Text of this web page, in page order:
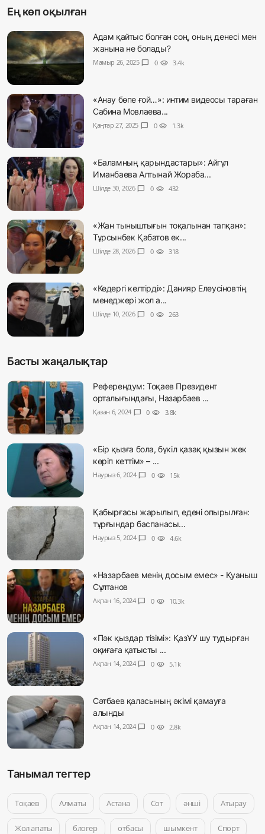
Ең көп оқылған
Адам қайтыс болған соң, оның денесі мен
жанына не болады?
Мамыр 26, 2025 chat_bubble 0 visibility 3.4k
«Анау бөпе ғой…»: интим видеосы тараған
Сабина Мовлаева...
Қаңтар 27, 2025 chat_bubble 0 visibility 1.3k
«Баламның қарындастары»: Айгүл
Иманбаева Алтынай Жораба...
Шілде 30, 2026 chat_bubble 0 visibility 432
«Жан тыныштығын тоқалынан тапқан»:
Тұрсынбек Қабатов ек...
Шілде 28, 2026 chat_bubble 0 visibility 318
«Кедергі келтірді»: Данияр Елеусіновтің
менеджері жол а...
Шілде 10, 2026 chat_bubble 0 visibility 263
Басты жаңалықтар
Референдум: Тоқаев Президент
орталығындағы, Назарбаев ...
Қазан 6, 2024 chat_bubble 0 visibility 3.8k
«Бір қызға бола, бүкіл қазақ қызын жек
көріп кеттім» – ...
Наурыз 6, 2024 chat_bubble 0 visibility 15k
Қабырғасы жарылып, едені опырылған:
тұрғындар баспанасы...
Наурыз 5, 2024 chat_bubble 0 visibility 4.6k
«Назарбаев менің досым емес» - Қуаныш
Сұлтанов
Ақпан 16, 2024 chat_bubble 0 visibility 10.3k
«Пәк қыздар тізімі»: ҚазҰУ шу тудырған
оқиғаға қатысты ...
Ақпан 14, 2024 chat_bubble 0 visibility 5.1k
Сәтбаев қаласының әкімі қамауға
алынды
Ақпан 14, 2024 chat_bubble 0 visibility 2.8k
Танымал тегтер
Тоқаев Алматы Астана Сот әнші Атырау
Жол апаты блогер отбасы шымкент Спорт